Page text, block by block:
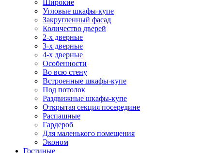
Широкие
Угловые шкафы-купе
Закругленный фасад
Количество дверей
2-х дверные
3-х дверные
4-х дверные
Особенности
Во всю стену
Встроенные шкафы-купе
Под потолок
Раздвижные шкафы-купе
Открытая секция посередине
Распашные
Гардероб
Для маленького помещения
Эконом
Гостиные